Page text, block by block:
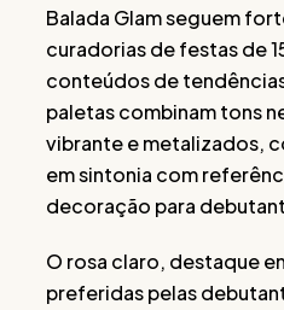
Balada Glam seguem
curadorias de festas de
conteúdos de
paletas combinam tons
vibrante e metalizados,
em sintonia com
decoração para
O rosa claro, destaque
preferidas pelas